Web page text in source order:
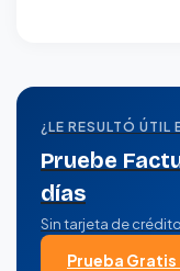
¿LE RESULTÓ ÚTIL
Pruebe
días
Sin tarjeta de
Prueba Gratis